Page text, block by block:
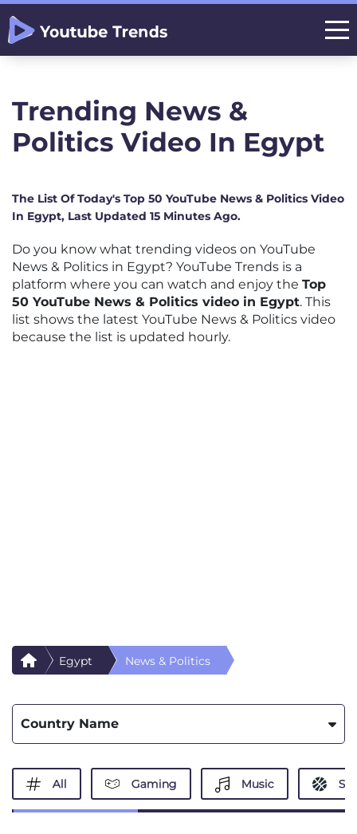
Trending News &
Politics Video In Egypt
The List Of Today's Top 50 YouTube News & Politics Video
In Egypt, Last Updated 15 Minutes Ago.
Do you know what trending videos on YouTube
News & Politics in Egypt? YouTube Trends is a
platform where you can watch and enjoy the Top
50 YouTube News & Politics video in Egypt. This
list shows the latest YouTube News & Politics video
because the list is updated hourly.
Egypt News & Politics
Country Name
All Gaming Music